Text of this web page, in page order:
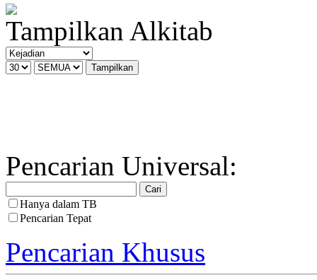
Tampilkan Alkitab
Pencarian Universal:
Hanya dalam TB
Pencarian Tepat
Pencarian Khusus